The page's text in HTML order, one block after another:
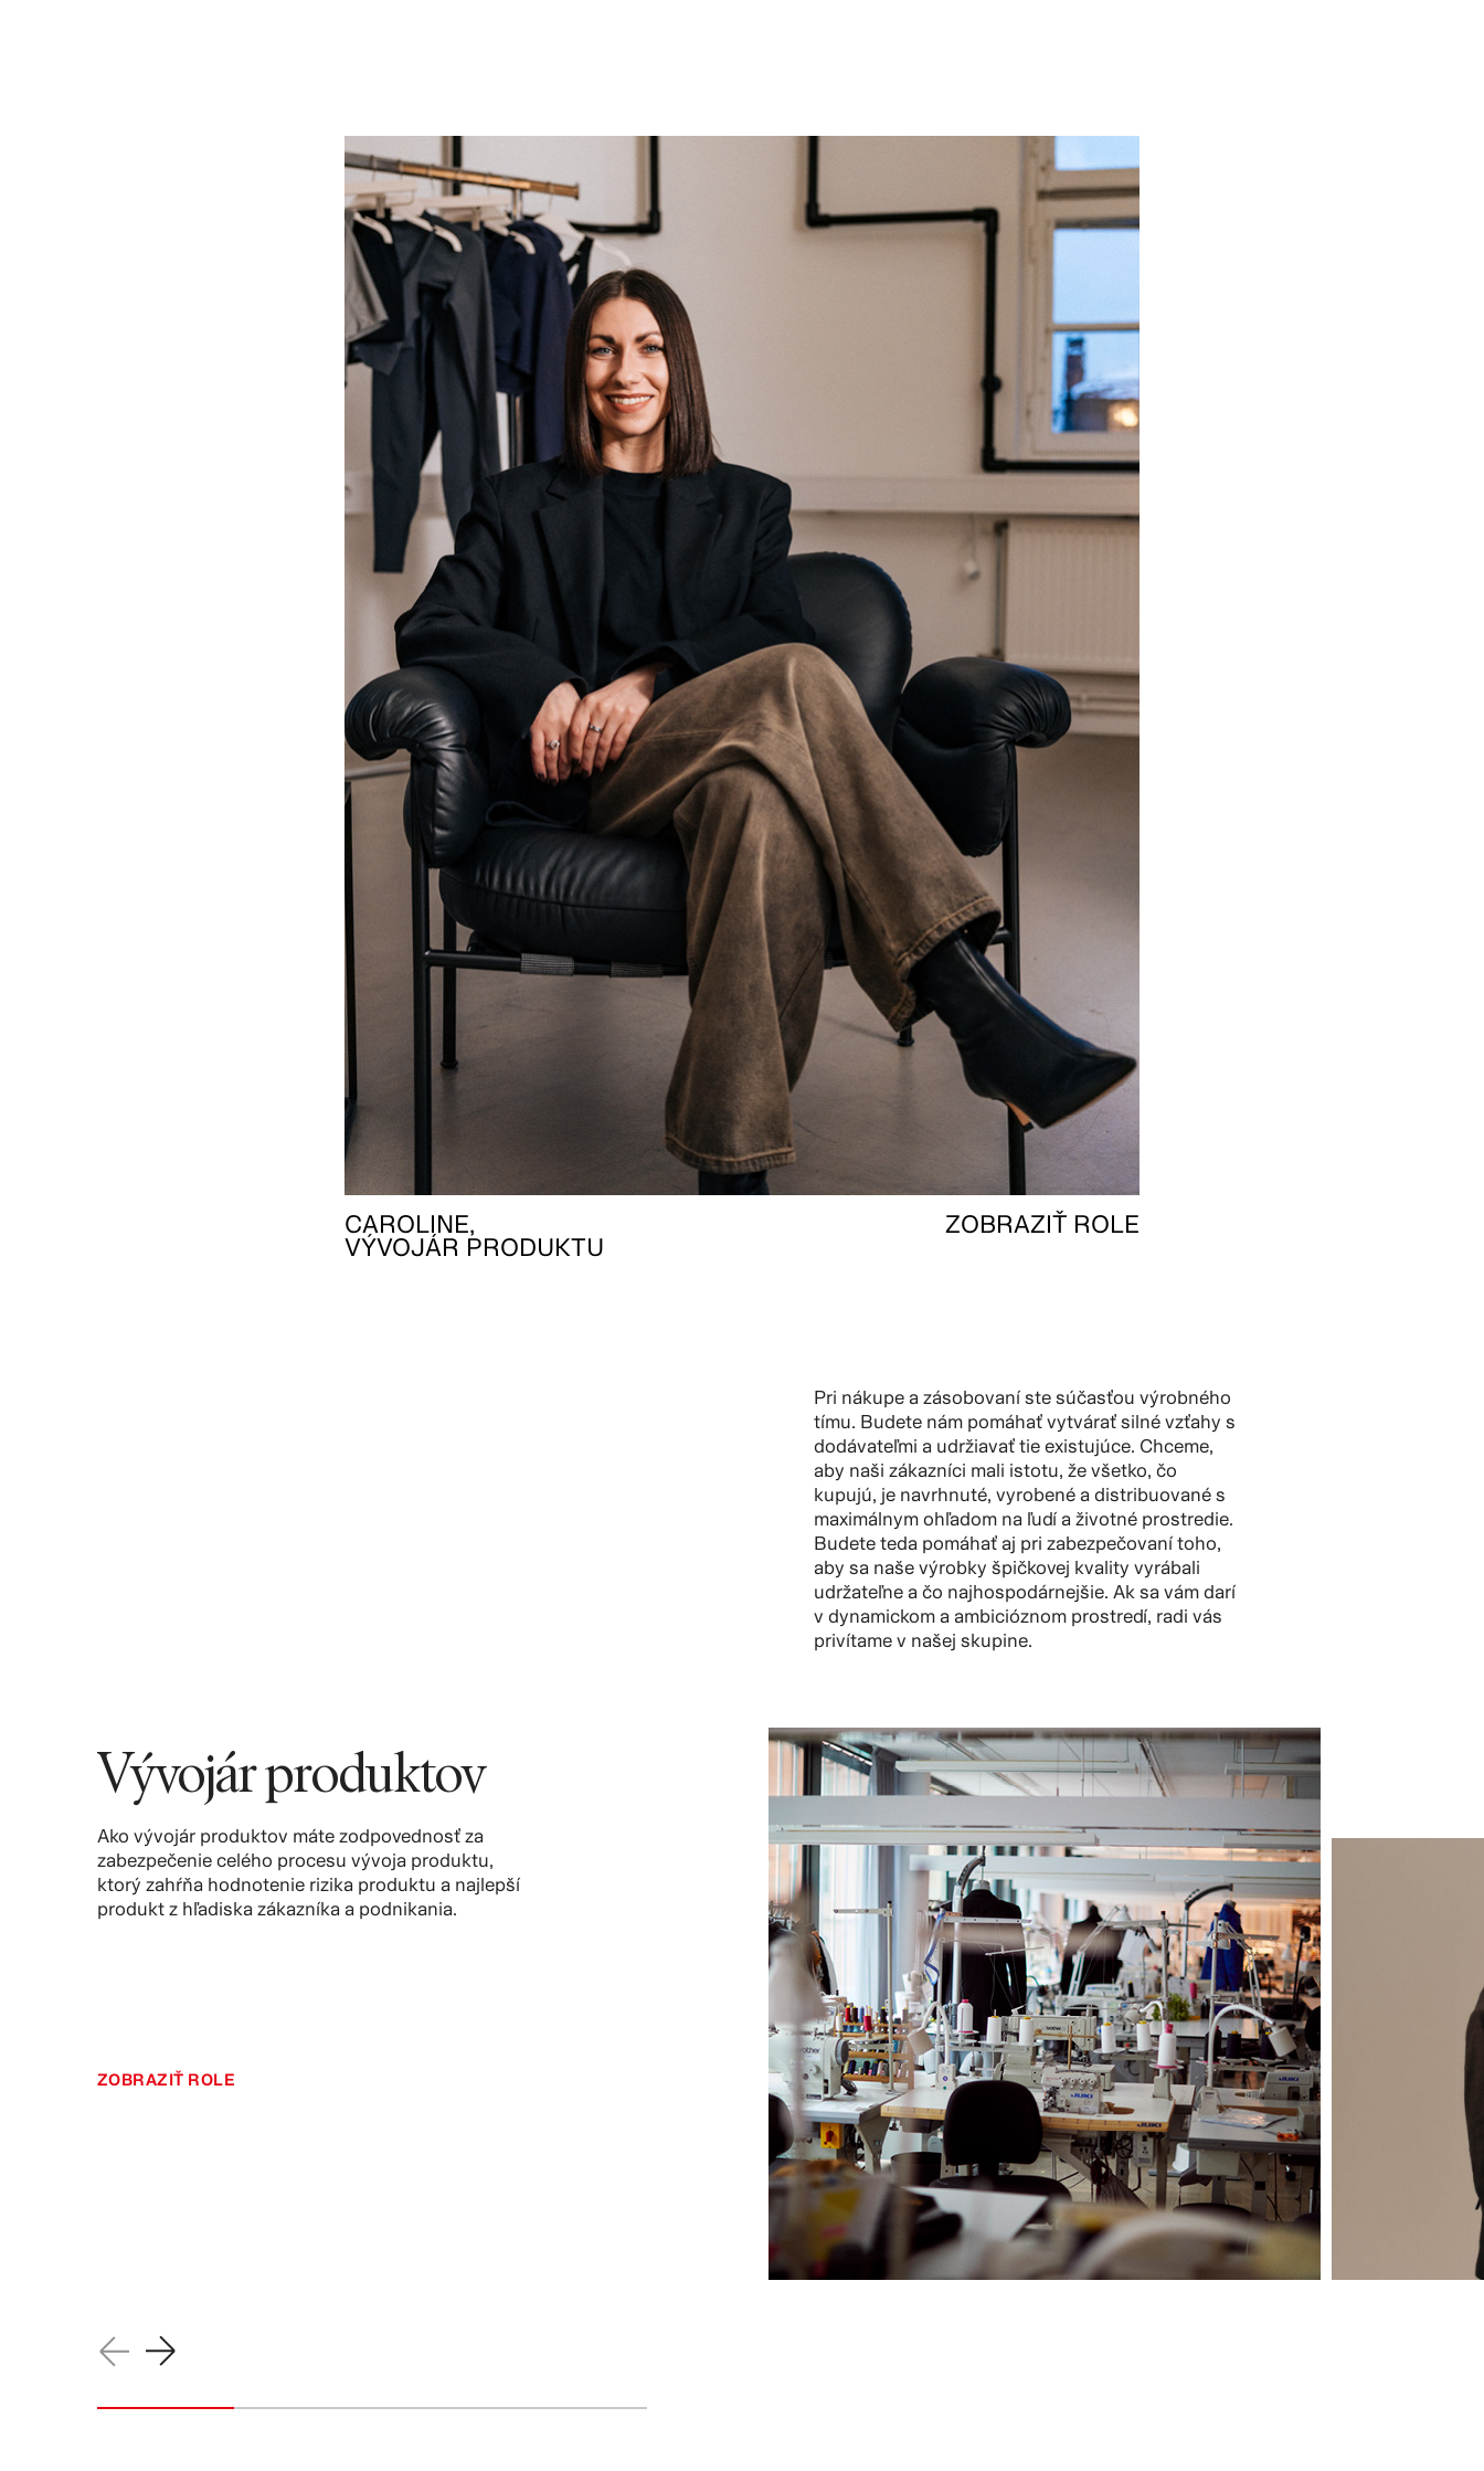
CAROLINE,
VÝVOJÁR PRODUKTU
ZOBRAZIŤ ROLE
Pri nákupe a zásobovaní ste súčasťou výrobného
tímu. Budete nám pomáhať vytvárať silné vzťahy s
dodávateľmi a udržiavať tie existujúce. Chceme,
aby naši zákazníci mali istotu, že všetko, čo
kupujú, je navrhnuté, vyrobené a distribuované s
maximálnym ohľadom na ľudí a životné prostredie.
Budete teda pomáhať aj pri zabezpečovaní toho,
aby sa naše výrobky špičkovej kvality vyrábali
udržateľne a čo najhospodárnejšie. Ak sa vám darí
v dynamickom a ambicióznom prostredí, radi vás
privítame v našej skupine.
Vývojár produktov
Ako vývojár produktov máte zodpovednosť za
zabezpečenie celého procesu vývoja produktu,
ktorý zahŕňa hodnotenie rizika produktu a najlepší
produkt z hľadiska zákazníka a podnikania.
ZOBRAZIŤ ROLE